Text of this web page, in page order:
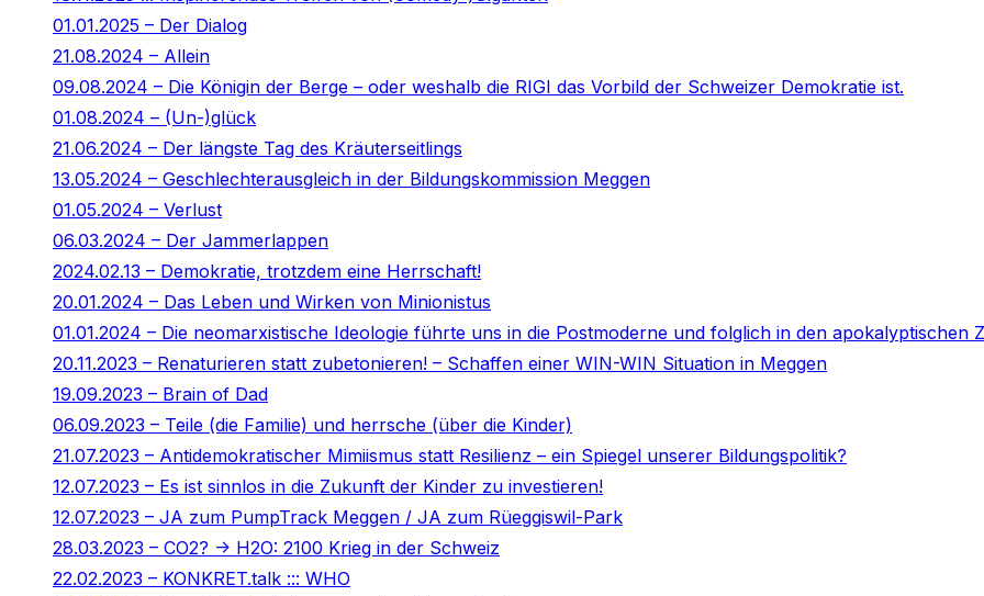
01.01.2025 – Der Dialog
21.08.2024 – Allein
09.08.2024 – Die Königin der Berge – oder weshalb die RIGI das Vorbild der Schweizer Demokratie ist.
01.08.2024 – (Un-)glück
21.06.2024 – Der längste Tag des Kräuterseitlings
13.05.2024 – Geschlechterausgleich in der Bildungskommission Meggen
01.05.2024 – Verlust
06.03.2024 – Der Jammerlappen
2024.02.13 – Demokratie, trotzdem eine Herrschaft!
20.01.2024 – Das Leben und Wirken von Minionistus
01.01.2024 – Die neomarxistische Ideologie führte uns in die Postmoderne und folglich in den apokalyptischen
20.11.2023 – Renaturieren statt zubetonieren! – Schaffen einer WIN-WIN Situation in Meggen
19.09.2023 – Brain of Dad
06.09.2023 – Teile (die Familie) und herrsche (über die Kinder)
21.07.2023 – Antidemokratischer Mimiismus statt Resilienz – ein Spiegel unserer Bildungspolitik?
12.07.2023 – Es ist sinnlos in die Zukunft der Kinder zu investieren!
12.07.2023 – JA zum PumpTrack Meggen / JA zum Rüeggiswil-Park
28.03.2023 – CO2? -> H2O: 2100 Krieg in der Schweiz
22.02.2023 – KONKRET.talk ::: WHO